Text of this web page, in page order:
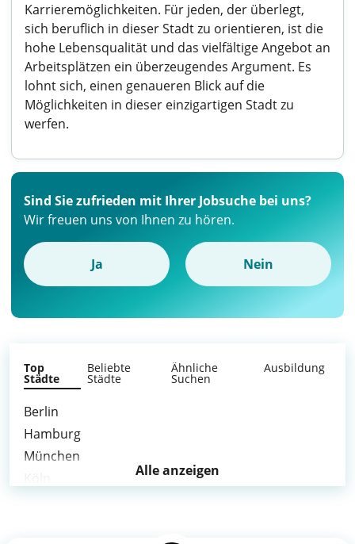
Karrieremöglichkeiten. Für jeden, der überlegt,
sich beruflich in dieser Stadt zu orientieren, ist die
hohe Lebensqualität und das vielfältige Angebot an
Arbeitsplätzen ein überzeugendes Argument. Es
lohnt sich, einen genaueren Blick auf die
Möglichkeiten in dieser einzigartigen Stadt zu
werfen.
Sind Sie zufrieden mit Ihrer Jobsuche bei uns?
Wir freuen uns von Ihnen zu hören.
Ja Nein
Top
Städte
Beliebte
Städte
Ähnliche
Suchen
Ausbildung
Berlin
Hamburg
München
Alle anzeigen